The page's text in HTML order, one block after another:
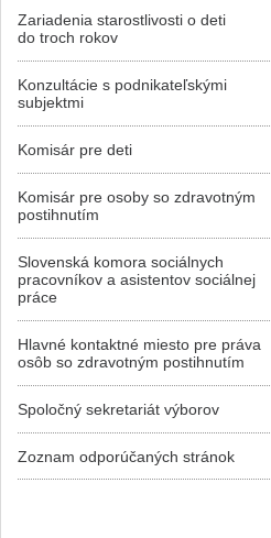
Zariadenia starostlivosti o deti
do troch rokov
Konzultácie s podnikateľskými
subjektmi
Komisár pre deti
Komisár pre osoby so zdravotným
postihnutím
Slovenská komora sociálnych
pracovníkov a asistentov sociálnej
práce
Hlavné kontaktné miesto pre práva
osôb so zdravotným postihnutím
Spoločný sekretariát výborov
Zoznam odporúčaných stránok